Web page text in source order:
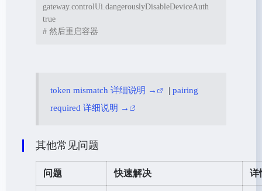
true
# 然后重启容器
token mismatch 详细说明 → | pairing
required 详细说明 →
其他常见问题
问题 快速解决 详